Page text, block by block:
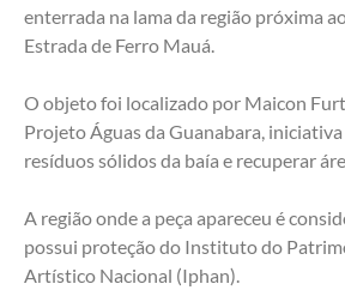
enterrada na lama da região próxima
Estrada de Ferro Mauá.
O objeto foi localizado por Maicon
Projeto Águas da Guanabara,
resíduos sólidos da baía e recuperar
A região onde a peça apareceu é
possui proteção do Instituto do
Artístico Nacional (Iphan).